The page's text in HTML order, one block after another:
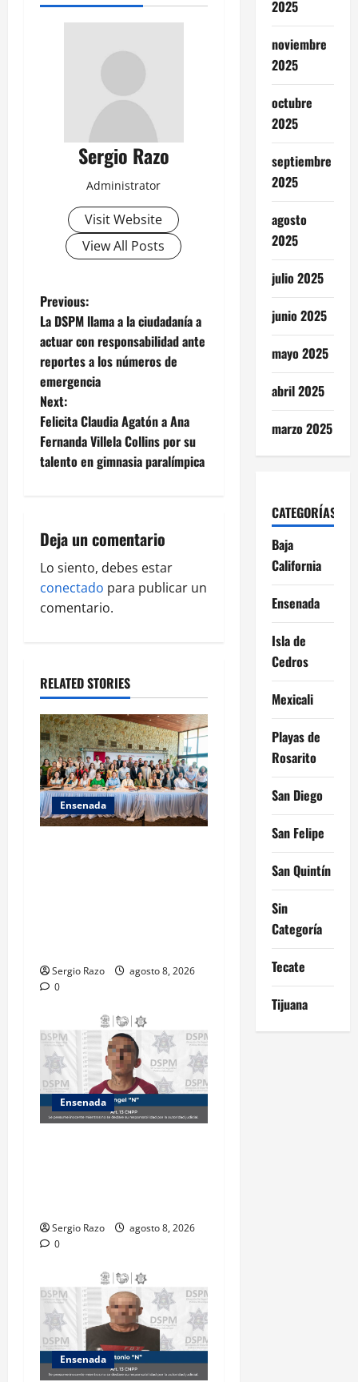
Sergio Razo
Administrator
Visit Website
View All Posts
P
o
s
t
n
a
i
g
a
i
o
n
Previous:
La DSPM llama a la ciudadanía a
actuar con responsabilidad ante
reportes a los números de
emergencia
Next:
Felicita Claudia Agatón a Ana
Fernanda Villela Collins por su
talento en gimnasia paralímpica
Deja un comentario
Lo siento, debes estar
conectado para publicar un
comentario.
RELATED STORIES
Ensenada
Sergio Razo
agosto 8, 2026
0
Ensenada
Sergio Razo
agosto 8, 2026
0
Ensenada
2025
noviembre
2025
octubre
2025
septiembre
2025
agosto
2025
julio 2025
junio 2025
mayo 2025
abril 2025
marzo 2025
CATEGORÍAS
Baja
California
Ensenada
Isla de
Cedros
Mexicali
Playas de
Rosarito
San Diego
San Felipe
San Quintín
Sin
Categoría
Tecate
Tijuana